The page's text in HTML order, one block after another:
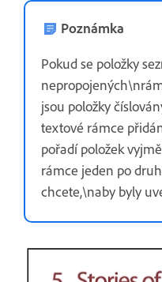
Poznámka
Pokud se položky
jsou položky
textové rámce
pořadí položek
rámce jeden po
chcete,\naby byly